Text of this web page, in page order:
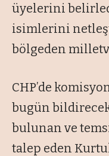
üyelerini
isimlerini
bölgeden
CHP’de
bugün
bulunan ve
talep eden